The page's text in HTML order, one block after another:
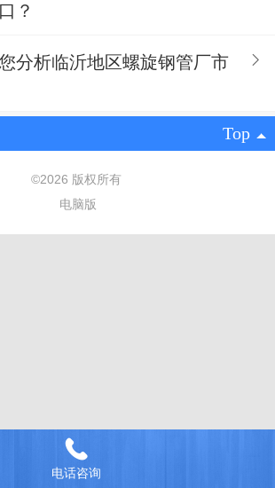
？
分析临沂地区螺旋钢管厂市
Top
©2026 版权所有
电脑版
电话咨询